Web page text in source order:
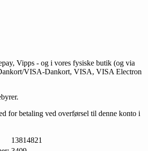
Vipps - og i vores fysiske butik (og via
VISA-Dankort, VISA, VISA Electron
for betaling ved overførsel til denne konto i
13814821